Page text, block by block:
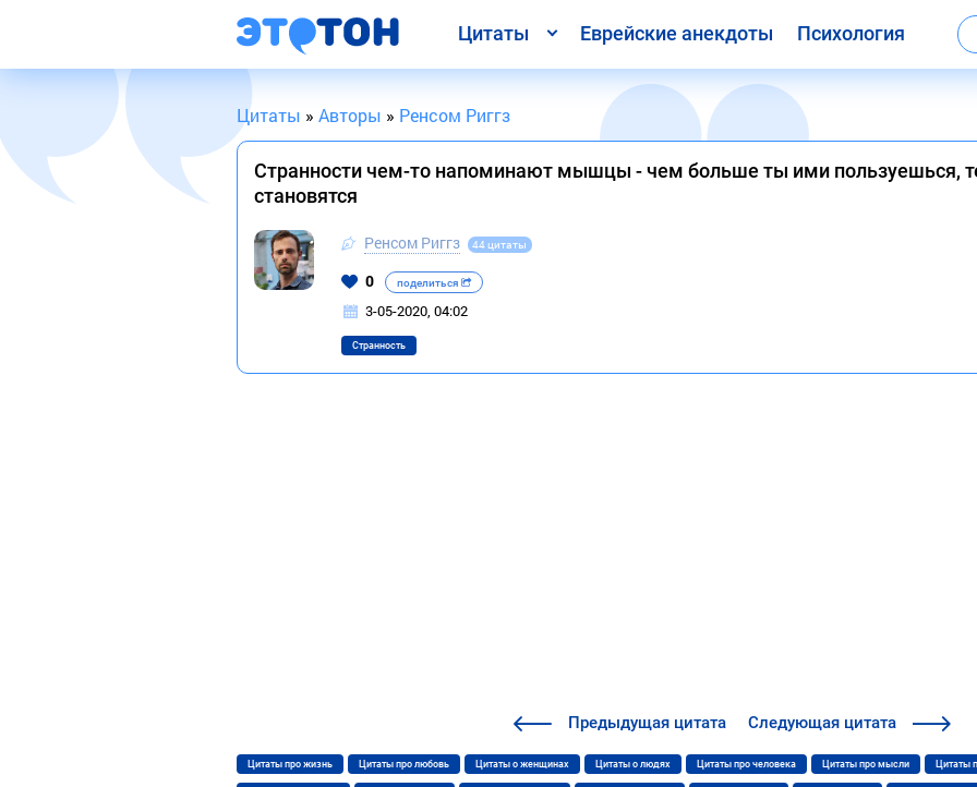
Цитаты Еврейские анекдоты Психология
Цитаты » Авторы » Ренсом Риггз
Странности чем-то напоминают мышцы - чем больше ты ими пользуешься,
становятся
Ренсом Риггз 44 цитаты
0 поделиться
3-05-2020, 04:02
Странность
Предыдущая цитата Следующая цитата
Цитаты про жизнь Цитаты про любовь Цитаты о женщинах Цитаты о людях Цитаты про человека Цитаты про мысли Цитаты